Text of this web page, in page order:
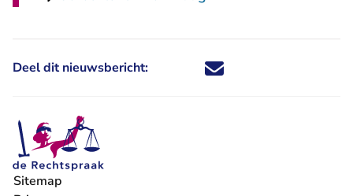
Deel dit nieuwsbericht: Deel dit nieuwsbericht via X -
Deel dit nieuwsbericht via
Deel dit nieuwsbericht
Deel dit
Sitemap